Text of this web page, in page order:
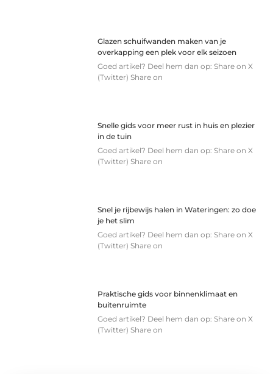
Glazen schuifwanden maken van je
overkapping een plek voor elk seizoen
Goed artikel? Deel hem dan op: Share on X
(Twitter) Share on
Snelle gids voor meer rust in huis en plezier
in de tuin
Goed artikel? Deel hem dan op: Share on X
(Twitter) Share on
Snel je rijbewijs halen in Wateringen: zo doe
je het slim
Goed artikel? Deel hem dan op: Share on X
(Twitter) Share on
Praktische gids voor binnenklimaat en
buitenruimte
Goed artikel? Deel hem dan op: Share on X
(Twitter) Share on